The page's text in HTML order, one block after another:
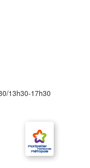
13h30-17h30